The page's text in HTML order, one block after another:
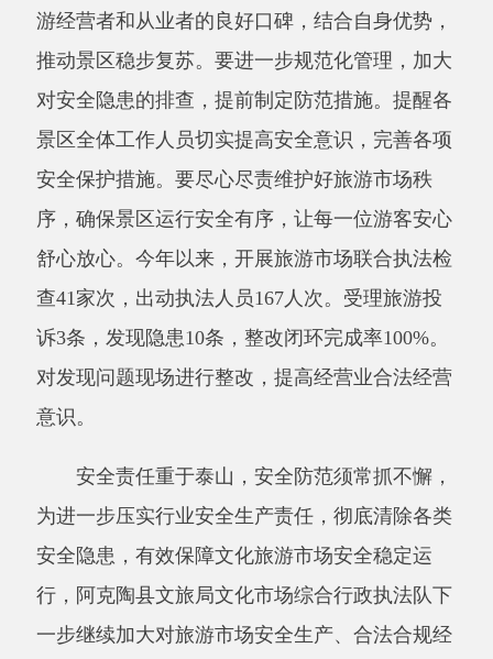
安全责任重于泰山，安全防范须常抓不懈，
为进一步压实行业安全生产责任，彻底清除各类
安全隐患，有效保障文化旅游市场安全稳定运
行，阿克陶县文旅局文化市场综合行政执法队下
一步继续加大对旅游市场安全生产、合法合规经
营等工作重要性的学习和宣传力度，引导经营业
全市文化旅游的检查、排查力度，及时发现隐
患，坚决予以整改。加强日常检查以及联合检查
力度，确保旅游旅游业可持续发展，确保文化旅
游市场绝对安全，要广泛发动，加强联系，主动
全、有序的旅游环境，推动阿克陶县旅游产业高
质量发展。